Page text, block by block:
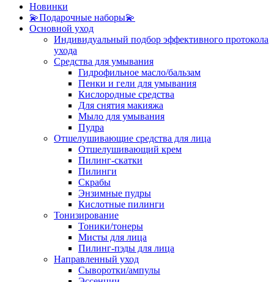
Новинки
💫Подарочные наборы💫
Основной уход
Индивидуальный подбор эффективного протокола
ухода
Средства для умывания
Гидрофильное масло/бальзам
Пенки и гели для умывания
Кислородные средства
Для снятия макияжа
Мыло для умывания
Пудра
Отшелушивающие средства для лица
Отшелушивающий крем
Пилинг-скатки
Пилинги
Скрабы
Энзимные пудры
Кислотные пилинги
Тонизирование
Тоники/тонеры
Мисты для лица
Пилинг-пэды для лица
Направленный уход
Сыворотки/ампулы